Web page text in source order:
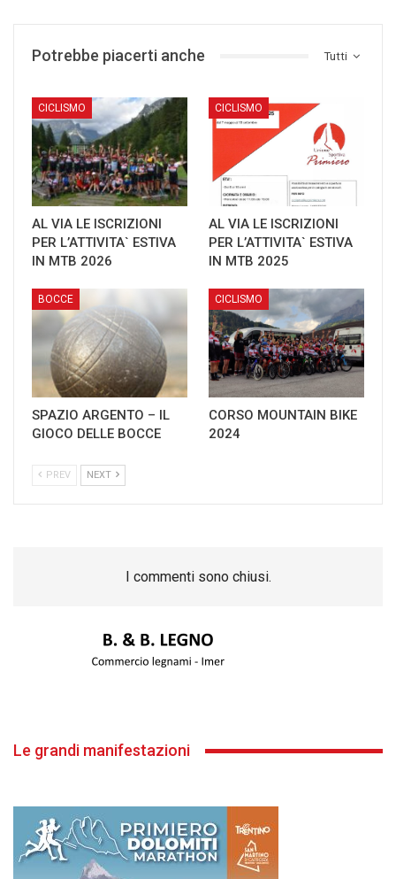
Tutti
Potrebbe piacerti anche
CICLISMO
AL VIA LE ISCRIZIONI
PER L’ATTIVITA` ESTIVA
IN MTB 2026
CICLISMO
AL VIA LE ISCRIZIONI
PER L’ATTIVITA` ESTIVA
IN MTB 2025
BOCCE
SPAZIO ARGENTO – IL
GIOCO DELLE BOCCE
CICLISMO
CORSO MOUNTAIN BIKE
2024
PREV NEXT
I commenti sono chiusi.
Le grandi manifestazioni